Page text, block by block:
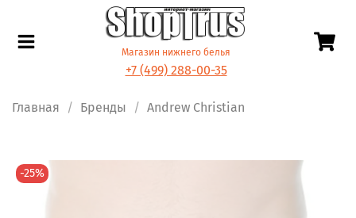
Магазин нижнего белья
+7 (499) 288-00-35
Главная Бренды Andrew Christian
-25%